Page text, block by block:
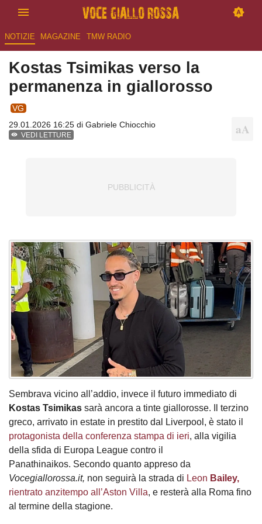
NOTIZIE MAGAZINE TMW RADIO
Kostas Tsimikas verso la
permanenza in giallorosso
VG
29.01.2026 16:25 di Gabriele Chiocchio
VEDI LETTURE
Sembrava vicino all’addio, invece il futuro immediato di
Kostas Tsimikas sarà ancora a tinte giallorosse. Il terzino
greco, arrivato in estate in prestito dal Liverpool, è stato il
protagonista della conferenza stampa di ieri, alla vigilia
della sfida di Europa League contro il
Panathinaikos. Secondo quanto appreso da
Vocegiallorossa.it, non seguirà la strada di Leon Bailey,
rientrato anzitempo all’Aston Villa, e resterà alla Roma fino
al termine della stagione.